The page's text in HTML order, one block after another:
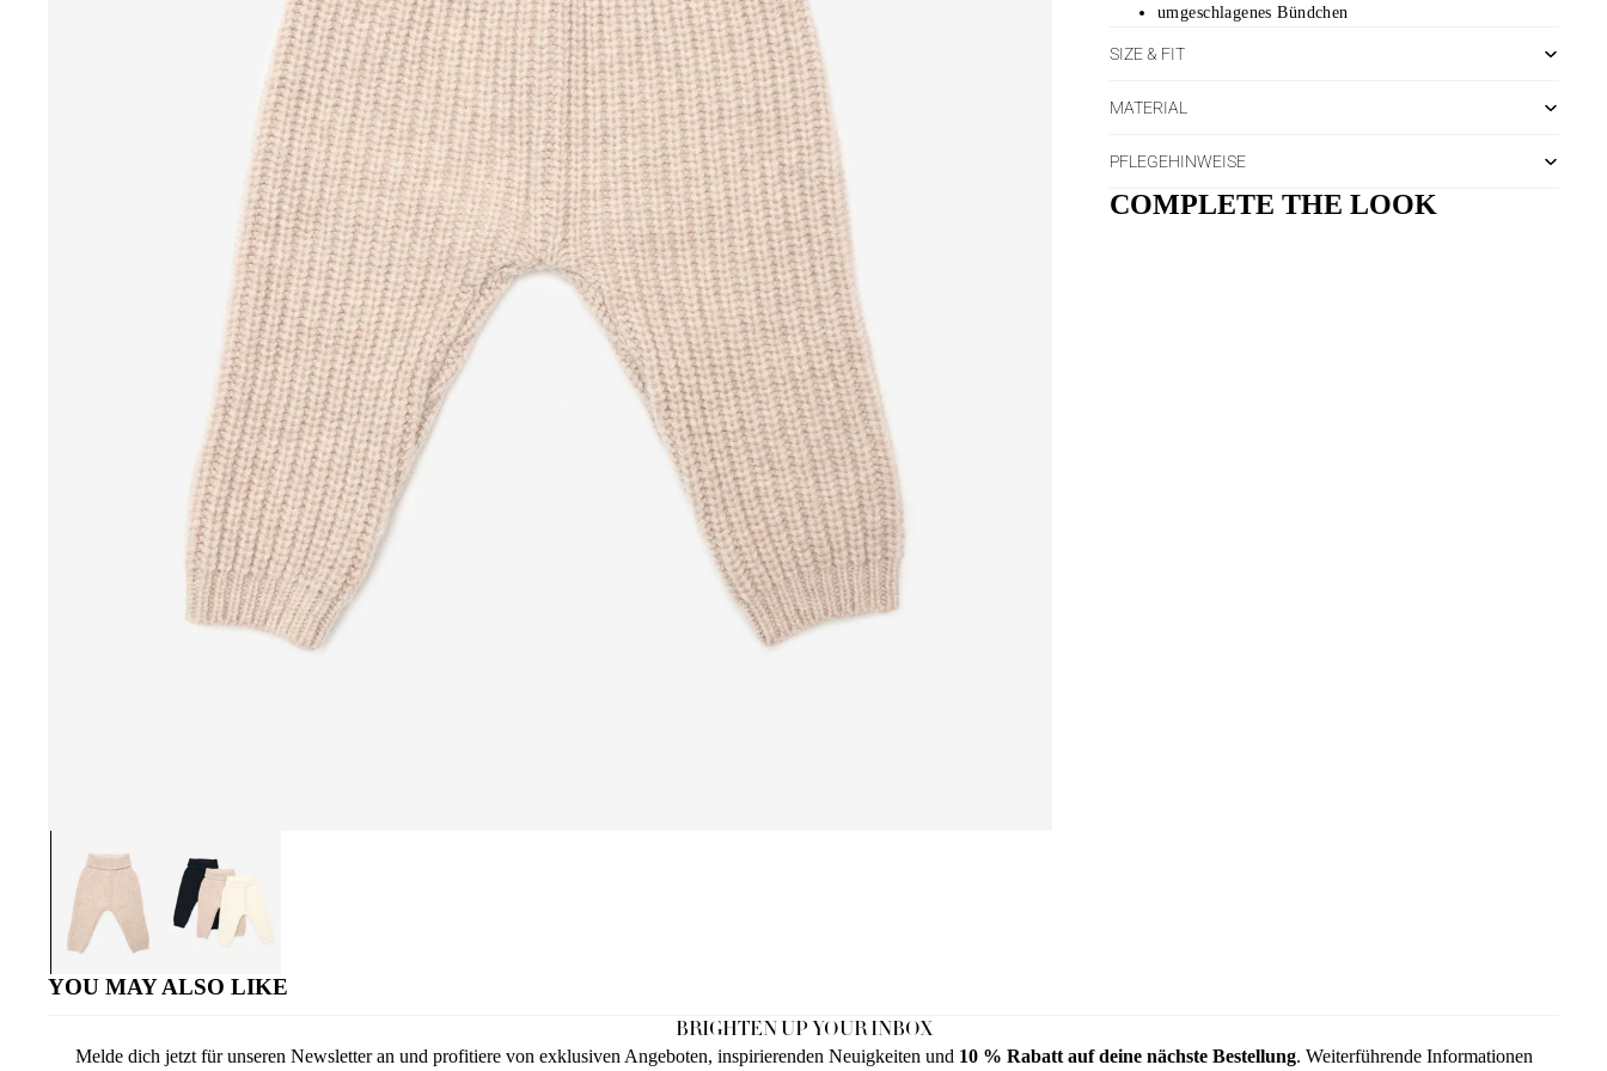
umgeschlagenes Bündchen
SIZE & FIT
MATERIAL
PFLEGEHINWEISE
COMPLETE THE LOOK
YOU MAY ALSO LIKE
BRIGHTEN UP YOUR INBOX
Melde dich jetzt für unseren Newsletter an und profitiere von exklusiven Angeboten, inspirierenden Neuigkeiten und 10 % Rabatt auf deine nächste Bestellung. Weiterführende Informationen